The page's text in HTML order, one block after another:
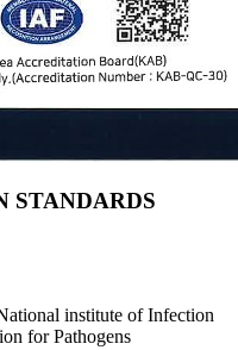
STANDARDS
institute of Infection
for Pathogens